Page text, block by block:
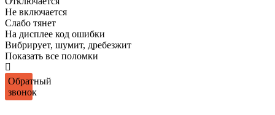
Не включается
Слабо тянет
На дисплее код ошибки
Вибрирует, шумит, дребезжит
Показать все поломки
Обратный
звонок